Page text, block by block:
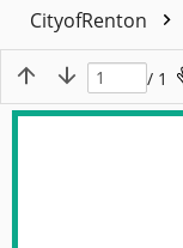
CityofRenton
/ 1